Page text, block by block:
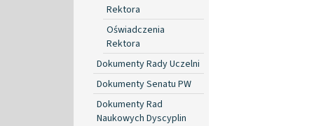
Rektora
Oświadczenia
Rektora
Dokumenty Rady Uczelni
Dokumenty Senatu PW
Dokumenty Rad
Naukowych Dyscyplin